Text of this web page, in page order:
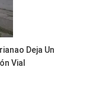
Deja Un
Vial